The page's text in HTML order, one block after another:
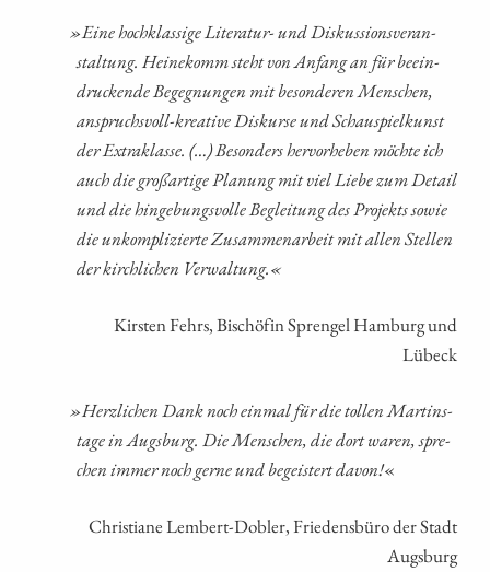
»Eine hoch­klas­si­ge Lite­ra­tur- und Dis­kus­si­ons­ver­an­
stal­tung. Hei­ne­komm steht von Anfang an für beein­
dru­cken­de Begeg­nun­gen mit beson­de­ren Men­schen,
anspruchs­voll-krea­ti­ve Dis­kur­se und Schau­spiel­kunst
der Extra­klas­se. (…) Beson­ders her­vor­he­ben möch­te ich
auch die groß­ar­ti­ge Pla­nung mit viel Lie­be zum Detail
und die hin­ge­bungs­vol­le Beglei­tung des Pro­jekts sowie
die unkom­pli­zier­te Zusam­men­ar­beit mit allen Stel­len
der kirch­li­chen Verwaltung.«
Kirs­ten Fehrs, Bischö­fin Spren­gel Ham­burg und
Lübeck
»Herz­li­chen Dank noch ein­mal für die tol­len Mar­tins­
ta­ge in Augs­burg. Die Men­schen, die dort waren, spre­
chen immer noch ger­ne und begeis­tert davon!«
Chris­tia­ne Lem­bert-Dobler, Frie­dens­bü­ro der Stadt
Augsburg